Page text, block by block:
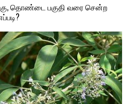
தொண்டை பகுதி வரை சென்ற